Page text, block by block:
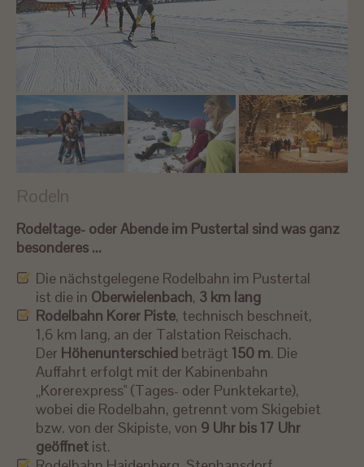
Rodeln
Rodeltage- oder Abende im Pustertal sind was ganz
besonderes ...
Die nächstgelegene Rodelbahn im Pustertal
ist die in Oberwielenbach, 3 km lang
Rodelbahn Korer Piste, technisch beschneit,
1,6 km lang, an der Talstation Reischach.
Der Höhenunterschied beträgt 150 m. Die
Auffahrt erfolgt mit der Kabinenbahn
„Korerexpress" (Tages- oder Punktekarte),
wobei die Rodelbahn, getrennt vom Skigebiet
bzw. von der Skipiste, von 9 Uhr bis 17 Uhr
geöffnet ist.